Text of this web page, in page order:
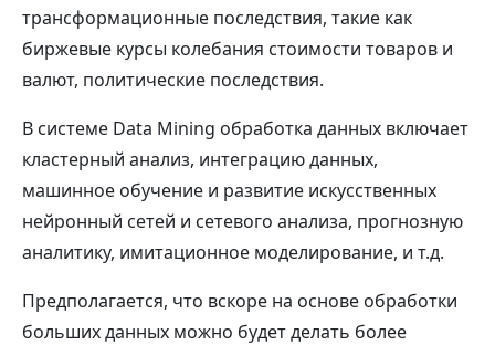
трансформационные последствия, такие как
биржевые курсы колебания стоимости товаров и
валют, политические последствия.
В системе Data Mining обработка данных включает
кластерный анализ, интеграцию данных,
машинное обучение и развитие искусственных
нейронный сетей и сетевого анализа, прогнозную
аналитику, имитационное моделирование, и т.д.
Предполагается, что вскоре на основе обработки
больших данных можно будет делать более